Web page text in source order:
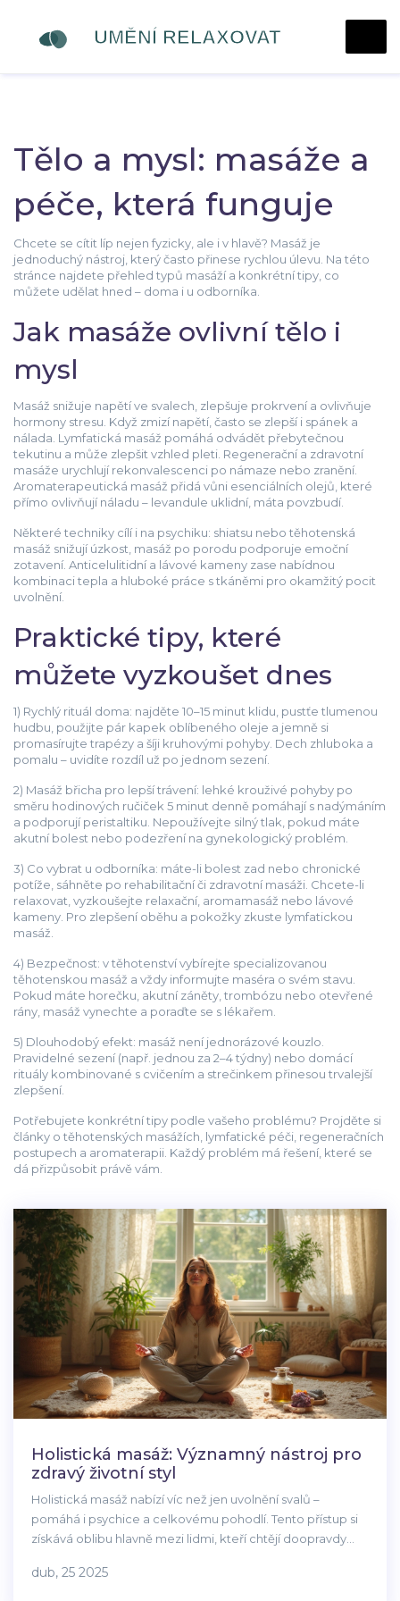
Tělo a mysl: masáže a
péče, která funguje
Chcete se cítit líp nejen fyzicky, ale i v hlavě? Masáž je
jednoduchý nástroj, který často přinese rychlou úlevu. Na této
stránce najdete přehled typů masáží a konkrétní tipy, co
můžete udělat hned – doma i u odborníka.
Jak masáže ovlivní tělo i
mysl
Masáž snižuje napětí ve svalech, zlepšuje prokrvení a ovlivňuje
hormony stresu. Když zmizí napětí, často se zlepší i spánek a
nálada. Lymfatická masáž pomáhá odvádět přebytečnou
tekutinu a může zlepšit vzhled pleti. Regenerační a zdravotní
masáže urychlují rekonvalescenci po námaze nebo zranění.
Aromaterapeutická masáž přidá vůni esenciálních olejů, které
přímo ovlivňují náladu – levandule uklidní, máta povzbudí.
Některé techniky cílí i na psychiku: shiatsu nebo těhotenská
masáž snižují úzkost, masáž po porodu podporuje emoční
zotavení. Anticelulitidní a lávové kameny zase nabídnou
kombinaci tepla a hluboké práce s tkáněmi pro okamžitý pocit
uvolnění.
Praktické tipy, které
můžete vyzkoušet dnes
1) Rychlý rituál doma: najděte 10–15 minut klidu, pustťe tlumenou
hudbu, použijte pár kapek oblíbeného oleje a jemně si
promasírujte trapézy a šíji kruhovými pohyby. Dech zhluboka a
pomalu – uvidíte rozdíl už po jednom sezení.
2) Masáž břicha pro lepší trávení: lehké krouživé pohyby po
směru hodinových ručiček 5 minut denně pomáhají s nadýmáním
a podporují peristaltiku. Nepoužívejte silný tlak, pokud máte
akutní bolest nebo podezření na gynekologický problém.
3) Co vybrat u odborníka: máte-li bolest zad nebo chronické
potíže, sáhněte po rehabilitační či zdravotní masáži. Chcete-li
relaxovat, vyzkoušejte relaxační, aromamasáž nebo lávové
kameny. Pro zlepšení oběhu a pokožky zkuste lymfatickou
masáž.
4) Bezpečnost: v těhotenství vybírejte specializovanou
těhotenskou masáž a vždy informujte maséra o svém stavu.
Pokud máte horečku, akutní záněty, trombózu nebo otevřené
rány, masáž vynechte a poraďte se s lékařem.
5) Dlouhodobý efekt: masáž není jednorázové kouzlo.
Pravidelné sezení (např. jednou za 2–4 týdny) nebo domácí
rituály kombinované s cvičením a strečinkem přinesou trvalejší
zlepšení.
Potřebujete konkrétní tipy podle vašeho problému? Projděte si
články o těhotenských masážích, lymfatické péči, regeneračních
postupech a aromaterapii. Každý problém má řešení, které se
dá přizpůsobit právě vám.
Holistická masáž: Významný nástroj pro
zdravý životní styl
Holistická masáž nabízí víc než jen uvolnění svalů –
pomáhá i psychice a celkovému pohodlí. Tento přístup si
získává oblibu hlavně mezi lidmi, kteří chtějí doopravdy
funguje, proč podporuje rovnováhu těla a mysli i jakými
dub, 25 2025